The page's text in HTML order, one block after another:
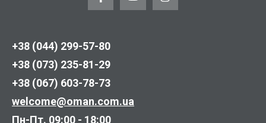
+38 (044) 299-57-80
+38 (073) 235-81-29
+38 (067) 603-78-73
welcome@oman.com.ua
Пн-Пт. 09:00 - 18:00